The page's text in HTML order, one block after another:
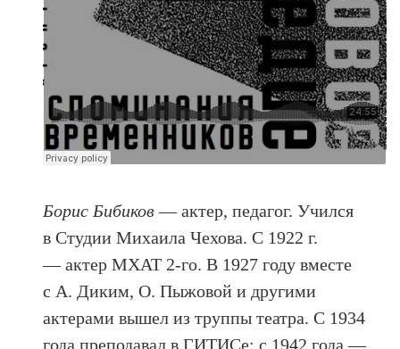
Борис Бибиков— актер, педагог. Учился
в Студии Михаила Чехова. С 1922 г.
— актер МХАТ 2-го. В 1927 году вместе
с А. Диким, О. Пыжовой и другими
актерами вышел из труппы театра. С 1934
года преподавал в ГИТИСе; с 1942 года —